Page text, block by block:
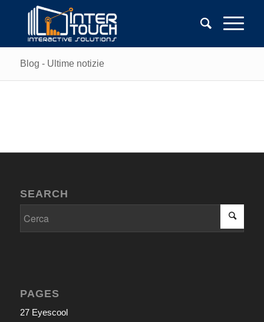
Blog - Ultime notizie
SEARCH
PAGES
27 Eyescool